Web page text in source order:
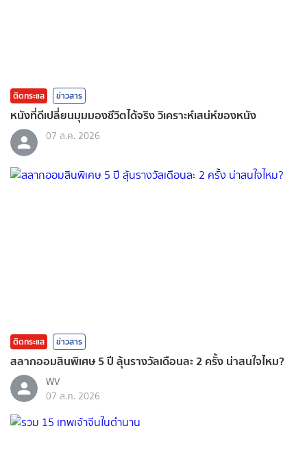
ติดกระแส ข่าวสาร
หนังที่ดีเปลี่ยนมุมมองชีวิตได้จริง วิเคราะห์เสน่ห์ของหนัง
07 ส.ค. 2026
ติดกระแส ข่าวสาร
สลากออมสินพิเศษ 5 ปี ลุ้นรางวัลเดือนละ 2 ครั้ง น่าสนใจไหม?
WV
07 ส.ค. 2026